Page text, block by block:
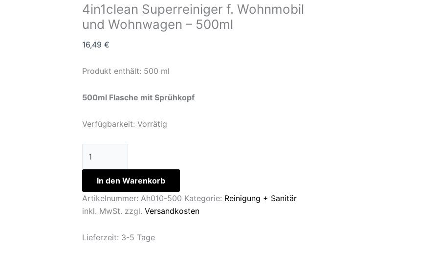
4in1clean Superreiniger f. Wohnmobil
und Wohnwagen – 500ml
16,49 €
Produkt enthält: 500 ml
500ml Flasche mit Sprühkopf
Verfügbarkeit: Vorrätig
In den Warenkorb
Artikelnummer: Ah010-500 Kategorie: Reinigung + Sanitär
inkl. MwSt. zzgl. Versandkosten
Lieferzeit: 3-5 Tage